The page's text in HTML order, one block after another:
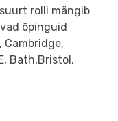
rolli mängib
õpinguid
Cambridge,
Bath,Bristol,